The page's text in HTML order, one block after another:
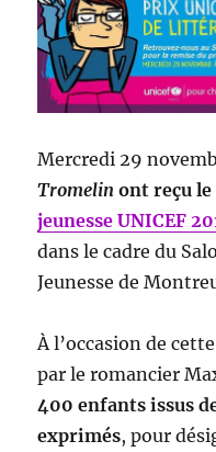
Mercredi 29
Tromelin ont reçu le
jeunesse UNICEF
dans le cadre du
Jeunesse de
À l’occasion de
par le romancier
400 enfants issus
exprimés, pour